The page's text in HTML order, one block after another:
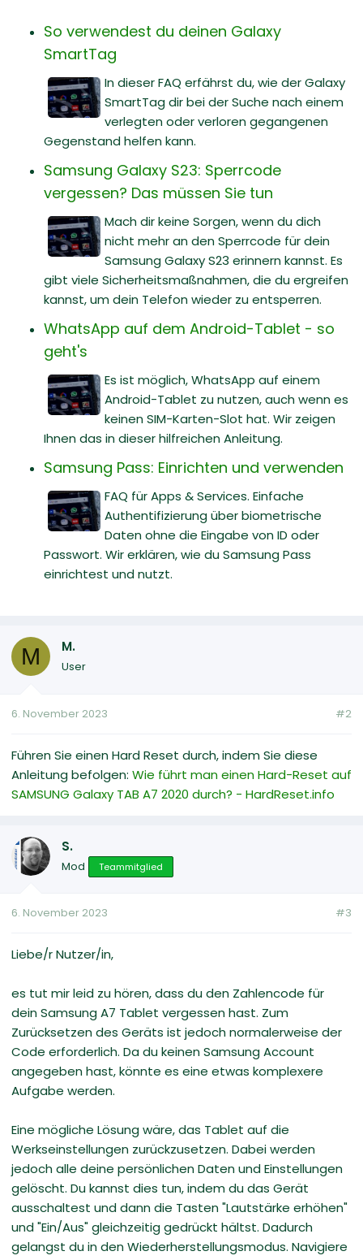
So verwendest du deinen Galaxy
SmartTag
In dieser FAQ erfährst du, wie der Galaxy
SmartTag dir bei der Suche nach einem
verlegten oder verloren gegangenen
Gegenstand helfen kann.
Samsung Galaxy S23: Sperrcode
vergessen? Das müssen Sie tun
Mach dir keine Sorgen, wenn du dich
nicht mehr an den Sperrcode für dein
Samsung Galaxy S23 erinnern kannst. Es
gibt viele Sicherheitsmaßnahmen, die du ergreifen
kannst, um dein Telefon wieder zu entsperren.
WhatsApp auf dem Android-Tablet - so
geht's
Es ist möglich, WhatsApp auf einem
Android-Tablet zu nutzen, auch wenn es
keinen SIM-Karten-Slot hat. Wir zeigen
Ihnen das in dieser hilfreichen Anleitung.
Samsung Pass: Einrichten und verwenden
FAQ für Apps & Services. Einfache
Authentifizierung über biometrische
Daten ohne die Eingabe von ID oder
Passwort. Wir erklären, wie du Samsung Pass
einrichtest und nutzt.
M M.
User
6. November 2023 #2
Führen Sie einen Hard Reset durch, indem Sie diese
Anleitung befolgen: Wie führt man einen Hard-Reset auf
SAMSUNG Galaxy TAB A7 2020 durch? - HardReset.info
S.
Mod Teammitglied
6. November 2023 #3
Liebe/r Nutzer/in,
es tut mir leid zu hören, dass du den Zahlencode für
dein Samsung A7 Tablet vergessen hast. Zum
Zurücksetzen des Geräts ist jedoch normalerweise der
Code erforderlich. Da du keinen Samsung Account
angegeben hast, könnte es eine etwas komplexere
Aufgabe werden.
Eine mögliche Lösung wäre, das Tablet auf die
Werkseinstellungen zurückzusetzen. Dabei werden
jedoch alle deine persönlichen Daten und Einstellungen
gelöscht. Du kannst dies tun, indem du das Gerät
ausschaltest und dann die Tasten "Lautstärke erhöhen"
und "Ein/Aus" gleichzeitig gedrückt hältst. Dadurch
gelangst du in den Wiederherstellungsmodus. Navigiere